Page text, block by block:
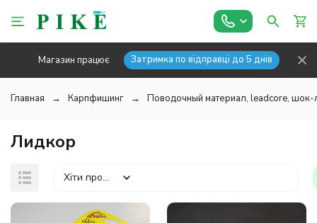
Магазин працює Затримка по відправці до 5 днів
Главная Карпфишинг Поводочный материал, leadcore,
Лидкор
Хіти продажів